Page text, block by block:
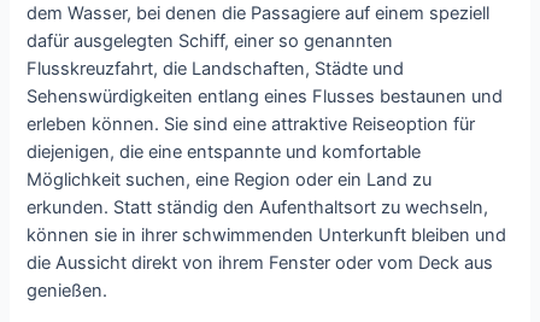
dem Wasser, bei denen die Passagiere auf einem speziell
dafür ausgelegten Schiff, einer so genannten
Flusskreuzfahrt, die Landschaften, Städte und
Sehenswürdigkeiten entlang eines Flusses bestaunen und
erleben können. Sie sind eine attraktive Reiseoption für
diejenigen, die eine entspannte und komfortable
Möglichkeit suchen, eine Region oder ein Land zu
erkunden. Statt ständig den Aufenthaltsort zu wechseln,
können sie in ihrer schwimmenden Unterkunft bleiben und
die Aussicht direkt von ihrem Fenster oder vom Deck aus
genießen.